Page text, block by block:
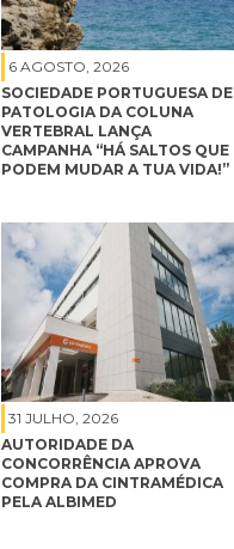
6 AGOSTO, 2026
SOCIEDADE PORTUGUESA DE
PATOLOGIA DA COLUNA
VERTEBRAL LANÇA
CAMPANHA “HÁ SALTOS QUE
PODEM MUDAR A TUA VIDA!”
31 JULHO, 2026
AUTORIDADE DA
CONCORRÊNCIA APROVA
COMPRA DA CINTRAMÉDICA
PELA ALBIMED